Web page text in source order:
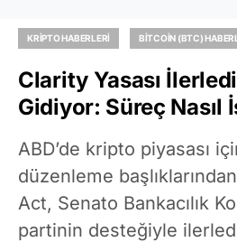
KRIPTO HABERLERI BITCOIN (BTC)
Clarity Yasası
Gidiyor: Süreç Nasıl
ABD’de kripto piyasası
düzenleme
Act, Senato Bankacılık
partinin desteğiyle